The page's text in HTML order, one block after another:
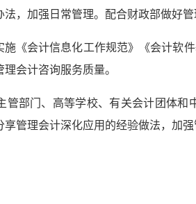
，加强日常管理。配合财政部做好
《会计信息化工作规范》《会计软
会计咨询服务质量。
管部门、高等学校、有关会计团体
管理会计深化应用的经验做法，加